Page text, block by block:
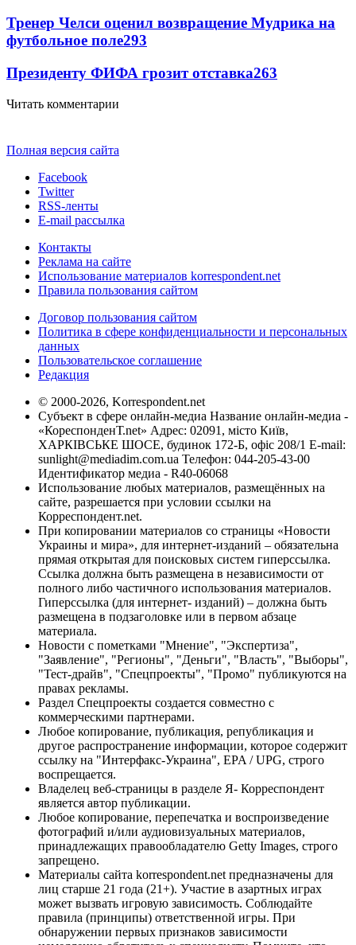
Тренер Челси оценил возвращение Мудрика на
футбольное поле293
Президенту ФИФА грозит отставка263
Читать комментарии
Полная версия сайта
Facebook
Twitter
RSS-ленты
E-mail рассылка
Контакты
Реклама на сайте
Использование материалов korrespondent.net
Правила пользования сайтом
Договор пользования сайтом
Политика в сфере конфиденциальности и персональных
данных
Пользовательское соглашение
Редакция
© 2000-2026, Korrespondent.net
Субъект в сфере онлайн-медиа Название онлайн-медиа -
«КореспонденТ.net» Адрес: 02091, місто Київ,
ХАРКІВСЬКЕ ШОСЕ, будинок 172-Б, офіс 208/1 E-mail:
sunlight@mediadim.com.ua Телефон: 044-205-43-00
Идентификатор медиа - R40-06068
Использование любых материалов, размещённых на
сайте, разрешается при условии ссылки на
Корреспондент.net.
При копировании материалов со страницы «Новости
Украины и мира», для интернет-изданий – обязательна
прямая открытая для поисковых систем гиперссылка.
Ссылка должна быть размещена в независимости от
полного либо частичного использования материалов.
Гиперссылка (для интернет- изданий) – должна быть
размещена в подзаголовке или в первом абзаце
материала.
Новости с пометками "Мнение", "Экспертиза",
"Заявление", "Регионы", "Деньги", "Власть", "Выборы",
"Тест-драйв", "Спецпроекты", "Промо" публикуются на
правах рекламы.
Раздел Спецпроекты создается совместно с
коммерческими партнерами.
Любое копирование, публикация, републикация и
другое распространение информации, которое содержит
ссылку на "Интерфакс-Украина", EPA / UPG, строго
воспрещается.
Владелец веб-страницы в разделе Я- Корреспондент
является автор публикации.
Любое копирование, перепечатка и воспроизведение
фотографий и/или аудиовизуальных материалов,
принадлежащих правообладателю Getty Images, строго
запрещено.
Материалы сайта korrespondent.net предназначены для
лиц старше 21 года (21+). Участие в азартных играх
может вызвать игровую зависимость. Соблюдайте
правила (принципы) ответственной игры. При
обнаружении первых признаков зависимости